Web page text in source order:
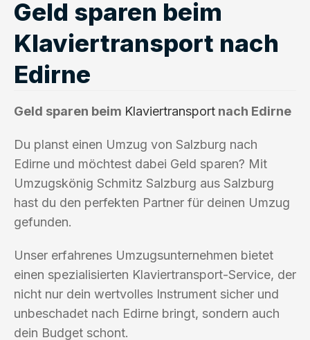
Geld sparen beim
Klaviertransport nach
Edirne
Geld sparen beim Klaviertransport nach Edirne
Du planst einen Umzug von Salzburg nach
Edirne und möchtest dabei Geld sparen? Mit
Umzugskönig Schmitz Salzburg aus Salzburg
hast du den perfekten Partner für deinen Umzug
gefunden.
Unser erfahrenes Umzugsunternehmen bietet
einen spezialisierten Klaviertransport-Service, der
nicht nur dein wertvolles Instrument sicher und
unbeschadet nach Edirne bringt, sondern auch
dein Budget schont.